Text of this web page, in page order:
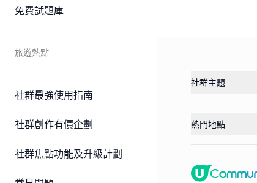
免費試題庫
旅遊熱點
社群最強使用指南
社群創作有價企劃
社群焦點功能及升級計劃
社群主題
熱門地點